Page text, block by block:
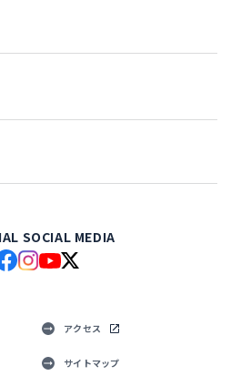
SOCIAL MEDIA
アクセス
サイトマップ